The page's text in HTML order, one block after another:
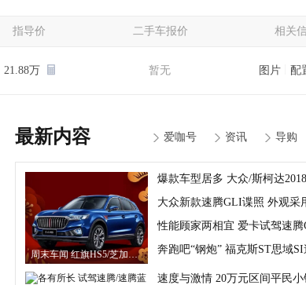
指导价 二手车报价 相关
21.88万 暂无 图片 配
最新内容 导购
资讯
爱咖号
周末车闻 红旗HS5/芝加哥车展多款新车
爆款车型居多 大众/斯柯达
大众新款速腾GLI谍照 外观采
性能顾家两相宜 爱卡试驾速
奔跑吧“钢炮” 福克斯ST思域
速度与激情 20万元区间平民